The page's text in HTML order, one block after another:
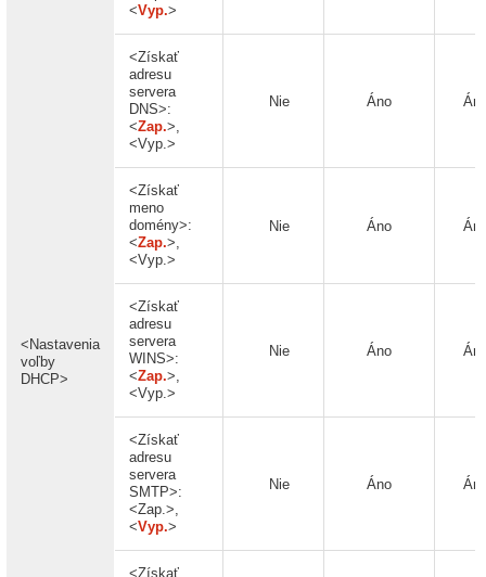
<Nastavenia
voľby
DHCP>
<Vyp.>
<Získať
adresu
servera
DNS>:
<Zap.>,
<Vyp.>
Nie Áno
<Získať
meno
domény>:
<Zap.>,
<Vyp.>
Nie Áno
<Získať
adresu
servera
WINS>:
<Zap.>,
<Vyp.>
Nie Áno
<Získať
adresu
servera
SMTP>:
<Zap.>,
<Vyp.>
Nie Áno
<Získať